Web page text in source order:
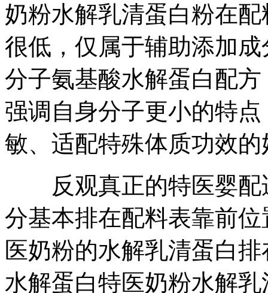
奶粉水解乳清蛋白粉在
很低，仅属于辅助添加
分子氨基酸水解蛋白配
强调自身分子更小的特
敏、适配特殊体质功效的
反观真正的特医婴配
分基本排在配料表靠前
医奶粉的水解乳清蛋白
水解蛋白特医奶粉水解